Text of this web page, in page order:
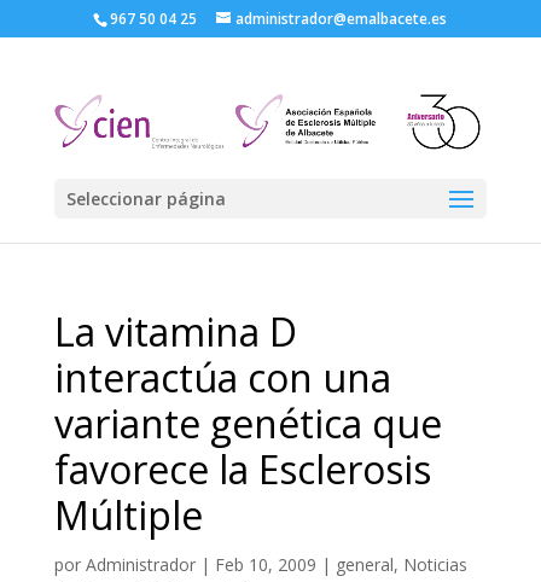
967 50 04 25 administrador@emalbacete.es
Seleccionar página
La vitamina D
interactúa con una
variante genética que
favorece la Esclerosis
Múltiple
por Administrador| Feb 10, 2009 | general, Noticias